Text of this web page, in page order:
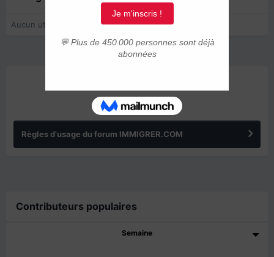
Aucun utilisateur enregistré regarde cette page.
ANNONCES
Règles d'usage du forum IMMIGRER.COM
Contributeurs populaires
Semaine